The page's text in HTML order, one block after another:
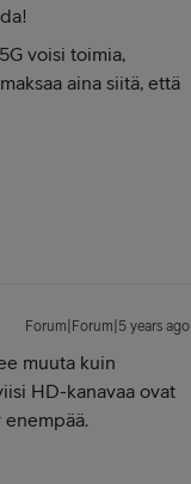
voisi toimia,
aina siitä, että
Forum|Forum|5 years ago
muuta kuin
HD-kanavaa ovat
enempää.